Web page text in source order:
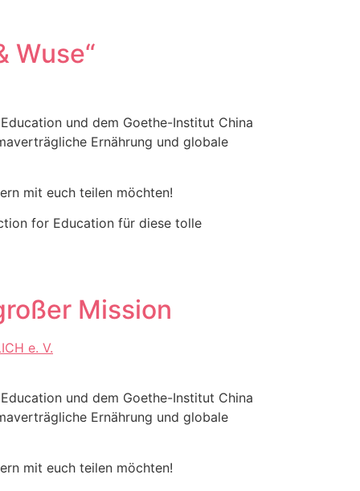
Wuse“
und dem Goethe-Institut China
Ernährung und globale
mit euch teilen möchten!
for Education für diese tolle
Mission
und dem Goethe-Institut China
Ernährung und globale
mit euch teilen möchten!